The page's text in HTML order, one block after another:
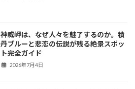
神威岬は、なぜ人々を魅了するのか。積
丹ブルーと悲恋の伝説が残る絶景スポッ
ト完全ガイド
2026年7月4日